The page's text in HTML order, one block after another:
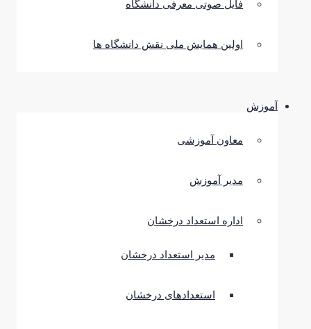
فایل صوتی معرفی دانشگاه
اولین همایش ملی نقش دانشگاه ها
آموزش
معاون آموزشی
مدیر آموزش
اداره استعداد درخشان
مدیر استعداد درخشان
استعدادهای درخشان